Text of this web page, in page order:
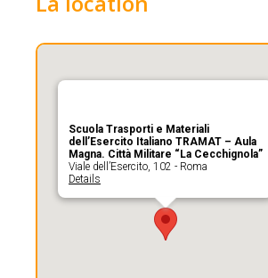
Scuola Trasporti e Materiali
dell’Esercito Italiano TRAMAT – Aula
Magna. Città Militare “La Cecchignola”
Viale dell’Esercito, 102 - Roma
Details